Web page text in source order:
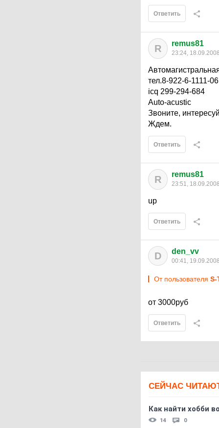
Ответить
R remus81
23:24, 18.09.2008
тел.8-922-6-1111-06
icq 299-294-684
Auto-acustic
Звоните,
Ждем.
Ответить
R remus81
23:51, 18.09.2008
up
Ответить
D den_vv
00:41, 19.09.2008
От пользователя S-
от 3000руб
Ответить
СЕЙЧАС
Как найти хобби
14 0